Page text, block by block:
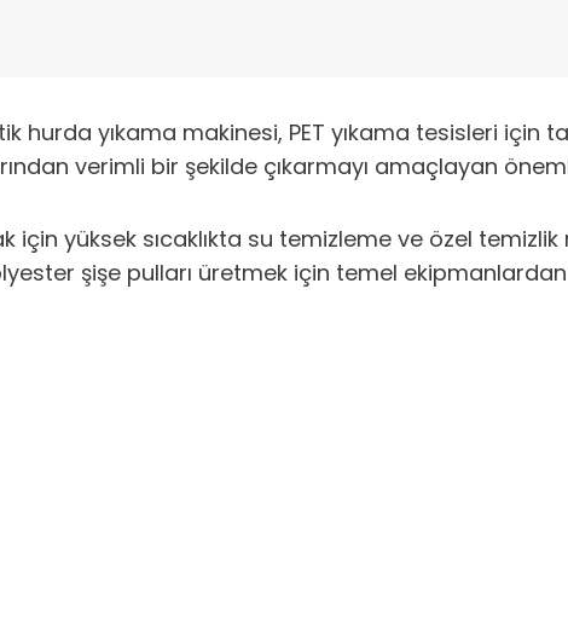
hurda yıkama makinesi, PET yıkama tesisleri için
verimli bir şekilde çıkarmayı amaçlayan
için yüksek sıcaklıkta su temizleme ve özel
şişe pulları üretmek için temel